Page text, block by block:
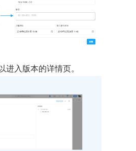
入版本的详情页。